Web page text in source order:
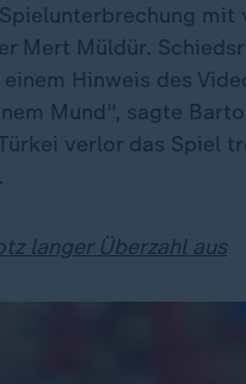
mit
Mert Müldür.
Hinweis des
Mund", sagte
verlor das Spiel
langer Überzahl aus